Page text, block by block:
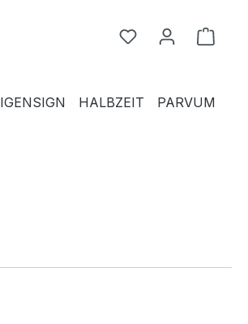
Du hast 0
HALBZEIT PARVUM